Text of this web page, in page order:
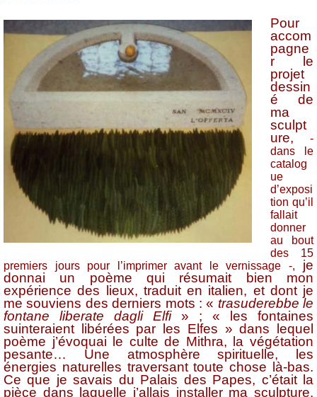
Pour
accom
pagne
r le
projet
dessin
é de
ma
sculpt
ure,
-
dans le
catalog
ue
d’exposi
tion qu’il
fallait
donner
au bout
des 15
premiers jours pour l’imprimer avant le vernissage -,
je
donnai un poème qui résumait bien mon
expérience des lieux, traduit en italien, et dont je
me souviens des derniers mots : « trasuderebbe le
fontane liberate dagli Elfi» ; « les fontaines
suinteraient libérées par les Elfes » dans lequel
poème j’évoquai le culte de Mithra, la végétation
pesante… Une atmosphère spirituelle, les
énergies naturelles traversant toute chose là-bas.
Ce que je savais du Palais des Papes, c’était la
pièce dans laquelle j’allais installer ma sculpture.